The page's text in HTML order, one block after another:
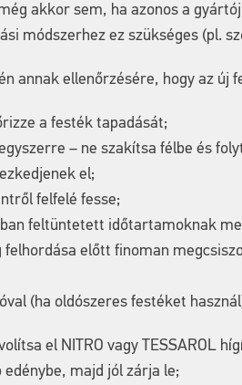
akkor sem, ha azonos a
módszerhez ez szükséges (pl.
annak ellenőrzésére, hogy az új
a festék tapadását;
– ne szakítsa félbe és
el;
felfelé fesse;
feltüntetett időtartamoknak
előtt finoman
(ha oldószeres festéket
el NITRO vagy TESSAROL
majd jól zárja le;